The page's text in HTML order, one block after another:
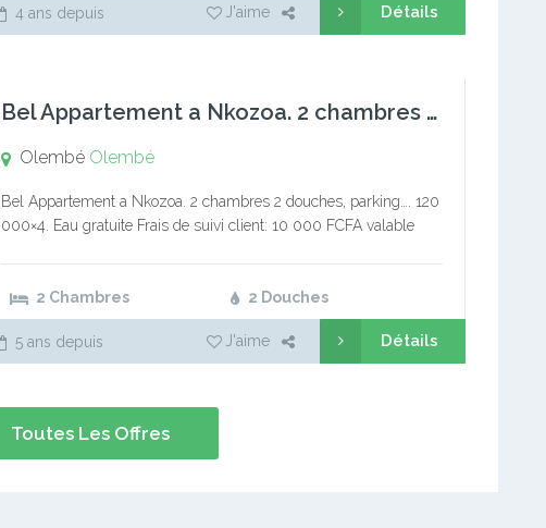
4 ans depuis J'aime Détails
Bel Appartement a Nkozoa. 2 chambres 2 douches, parking.
Olembé Olembé
Bel Appartement a Nkozoa. 2 chambres 2 douches, parking…. 120
000×4. Eau gratuite Frais de suivi client: 10 000 FCFA valable
2 Chambres
2 Douches
5 ans depuis J'aime Détails
Toutes Les Offres